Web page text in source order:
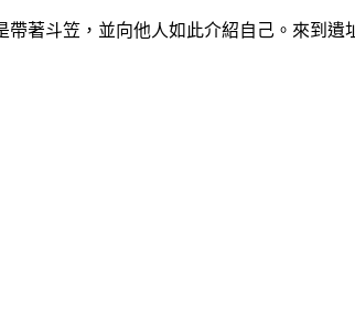
著斗笠，並向他人如此介紹自己。來到遺